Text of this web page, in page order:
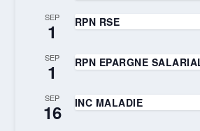
SEP
1 RPN RSE
SEP
1 RPN EPARGNE
SEP
16 INC MALADIE